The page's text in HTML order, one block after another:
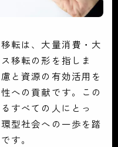
転は、大量消費・大
移転の形を指しま
と資源の有効活用を
への貢献です。この
すべての人にとっ
型社会への一歩を踏
す。